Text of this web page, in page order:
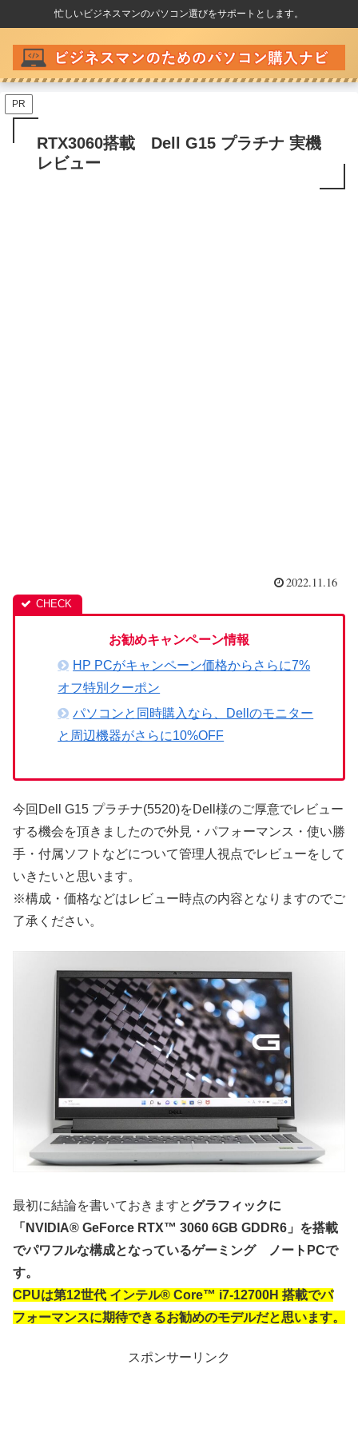
忙しいビジネスマンのパソコン選びをサポートとします。
PR
RTX3060搭載 Dell G15 プラチナ 実機
レビュー
2022.11.16
お勧めキャンペーン情報
HP PCがキャンペーン価格からさらに7%
オフ特別クーポン
パソコンと同時購入なら、Dellのモニター
と周辺機器がさらに10%OFF
今回Dell G15 プラチナ(5520)をDell様のご厚意でレビュー
する機会を頂きましたので外見・パフォーマンス・使い勝
手・付属ソフトなどについて管理人視点でレビューをして
いきたいと思います。
※構成・価格などはレビュー時点の内容となりますのでご
了承ください。
最初に結論を書いておきますと グラフィックに
「NVIDIA® GeForce RTX™ 3060 6GB GDDR6」を搭載
でパワフルな構成となっているゲーミング ノートPCで
す。
CPUは第12世代 インテル® Core™ i7-12700H 搭載でパ
フォーマンスに期待できるお勧めのモデルだと思います。
スポンサーリンク